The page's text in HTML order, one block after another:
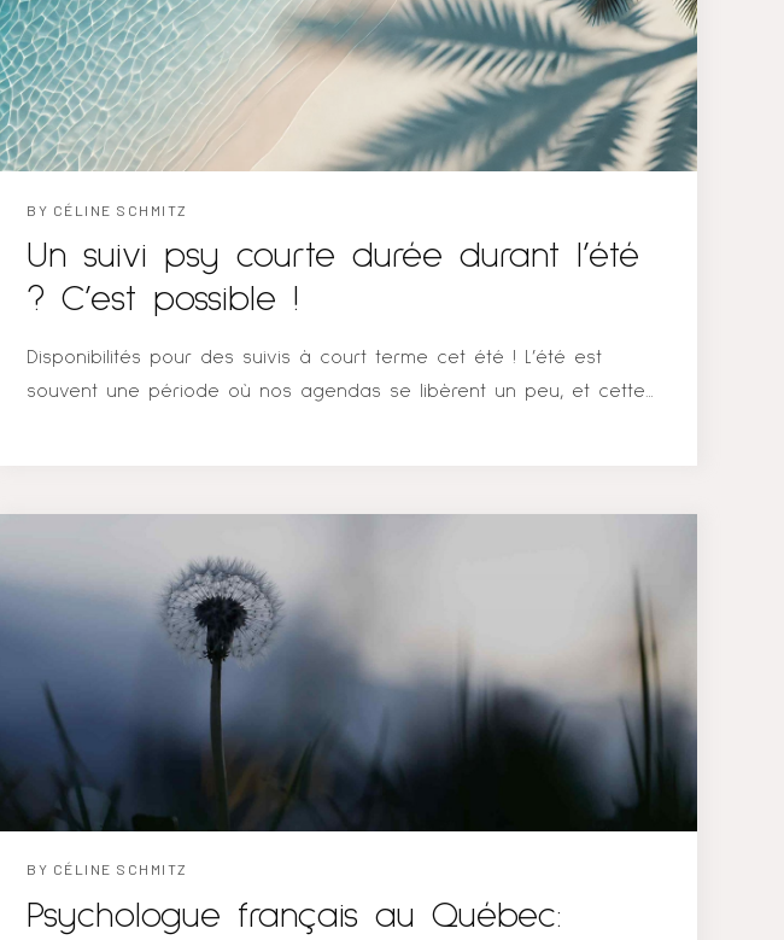
implique des méthodes de traitement par la parole pour aider les
clients à surmonter divers...
BY CÉLINE SCHMITZ
Un suivi psy courte durée durant l’été
? C’est possible !
Disponibilités pour des suivis à court terme cet été ! L’été est
souvent une période où nos agendas se libèrent un peu, et cette
plage horaire fixe dédiée à chacun – même jour, même heure. Cela
permet de réguler mon emploi du temps, d’éviter les oublis et les
annulations, et de garantir un suivi cohérent et continu. À titre...
BY CÉLINE SCHMITZ
Psychologue français au Québec: